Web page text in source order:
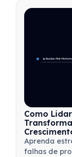
que é mais
📊 Realizar Post-Mortems
7
Como
Aprenda
falhas de